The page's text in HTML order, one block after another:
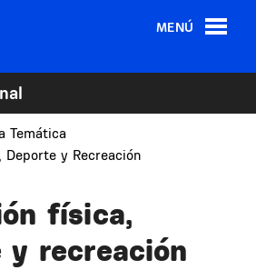
MENÚ
Temática
Deporte y Recreación
física,
y recreación